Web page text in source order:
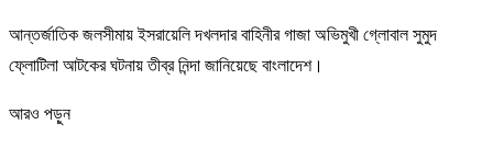
আন্তর্জাতিক জলসীমায় ইসরায়েলি দখলদার বাহিনীর গাজা অভিমুখী গ্লোবাল সুমুদ
ফ্লোটিলা আটকের ঘটনায় তীব্র নিন্দা জানিয়েছে বাংলাদেশ।
আরও পড়ুন